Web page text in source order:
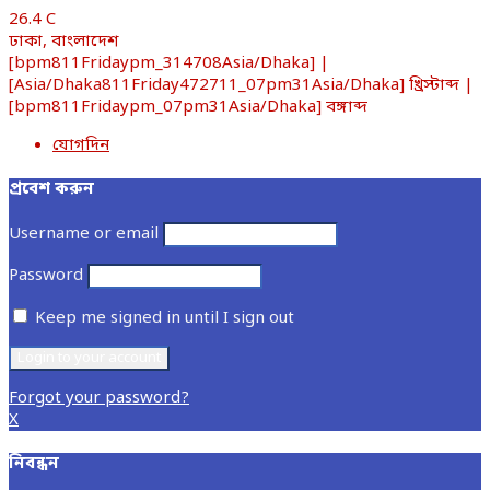
26.4 C
ঢাকা, বাংলাদেশ
[bpm811Fridaypm_314708Asia/Dhaka] |
[Asia/Dhaka811Friday472711_07pm31Asia/Dhaka] খ্রিস্টাব্দ |
[bpm811Fridaypm_07pm31Asia/Dhaka] বঙ্গাব্দ
যোগদিন
প্রবেশ করুন
Username or email
Password
Keep me signed in until I sign out
Forgot your password?
X
নিবন্ধন